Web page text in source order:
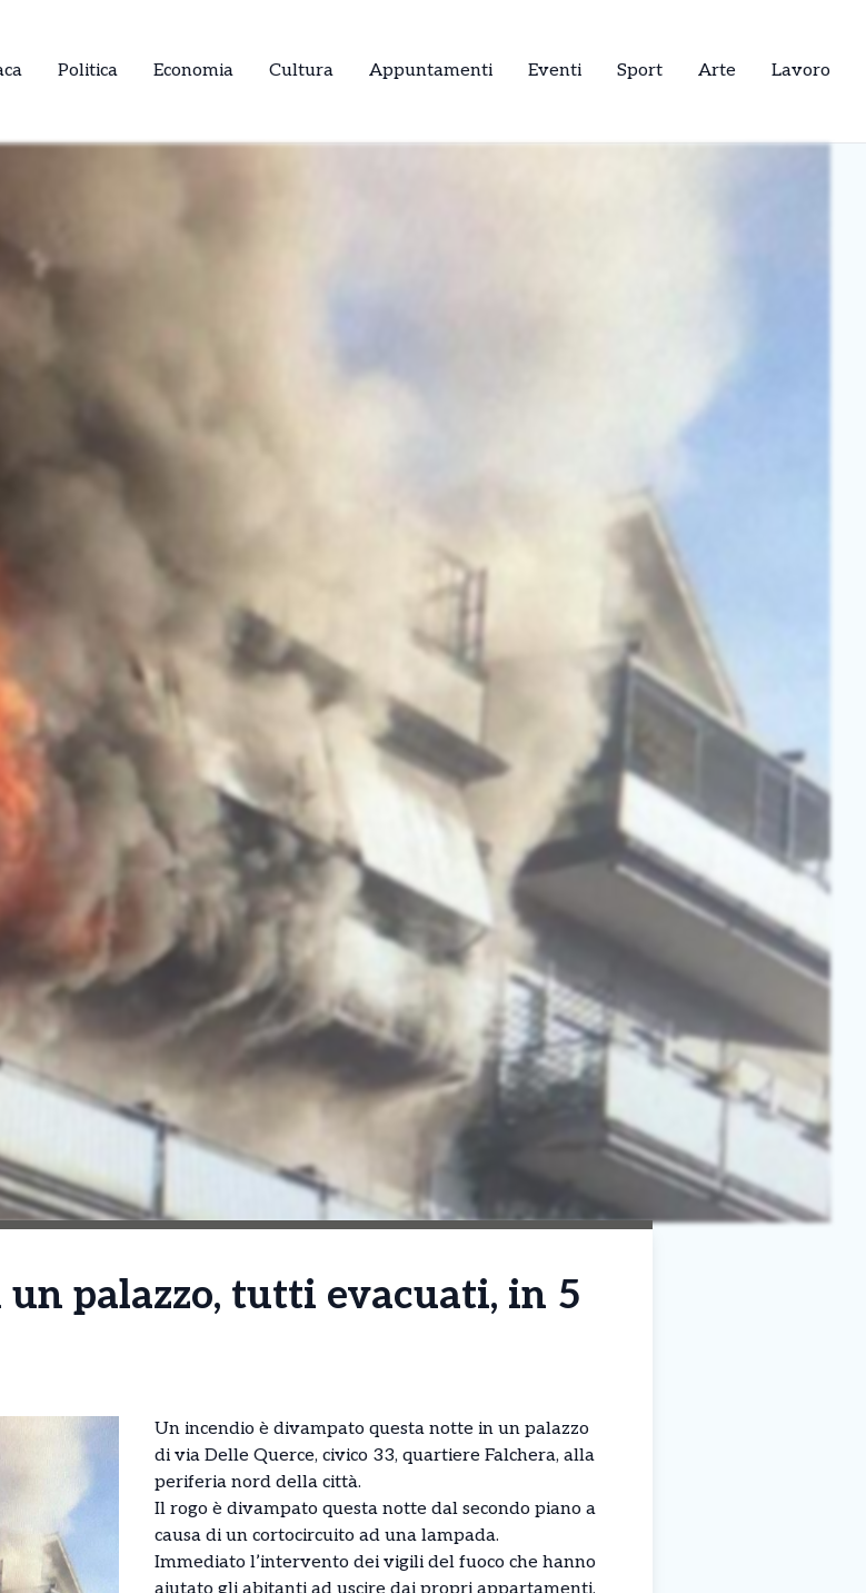
Politica Economia Cultura Appuntamenti Eventi Sport Arte Lavoro
un palazzo, tutti evacuati, in 5
Un incendio è divampato questa notte in un palazzo
di via Delle Querce, civico 33, quartiere Falchera, alla
periferia nord della città.
Il rogo è divampato questa notte dal secondo piano a
causa di un cortocircuito ad una lampada.
Immediato l’intervento dei vigili del fuoco che hanno
aiutato gli abitanti ad uscire dai propri appartamenti.